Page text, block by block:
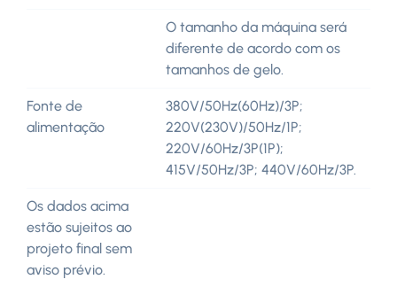
O tamanho da máquina será
diferente de acordo com os
tamanhos de gelo.
Fonte de
alimentação
380V/50Hz(60Hz)/3P;
220V(230V)/50Hz/1P;
220V/60Hz/3P(1P);
415V/50Hz/3P; 440V/60Hz/3P.
Os dados acima
estão sujeitos ao
projeto final sem
aviso prévio.